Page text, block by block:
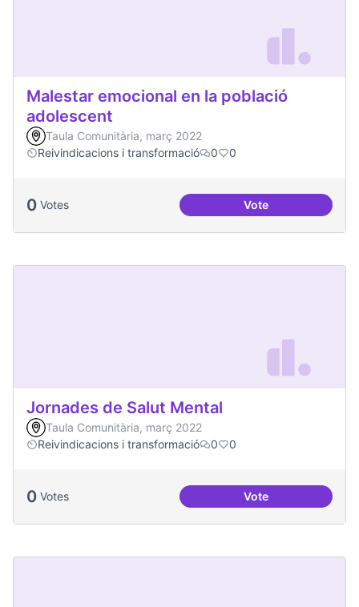
Malestar emocional en la població
adolescent
Taula Comunitària, març 2022
Reivindicacions i transformació
0 0
0 Votes VoteMalestar
Jornades de Salut Mental
Taula Comunitària, març 2022
Reivindicacions i transformació
0 0
0 Votes VoteJornades de Salut